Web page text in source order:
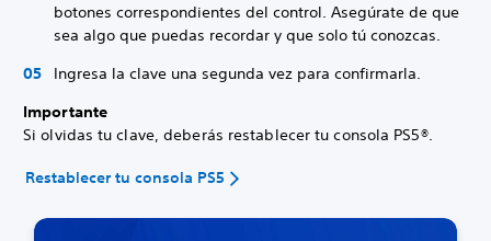
botones correspondientes del control. Asegúrate de que
sea algo que puedas recordar y que solo tú conozcas.
Ingresa la clave una segunda vez para confirmarla.
Importante
Si olvidas tu clave, deberás restablecer tu consola PS5®.
Restablecer tu consola PS5